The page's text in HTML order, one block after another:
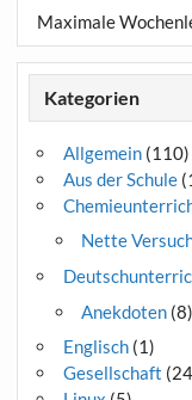
Maximale
Kategorien
Allgemein(110)
Aus der Schule
Nette
Anekdoten(8)
Englisch(1)
Gesellschaft